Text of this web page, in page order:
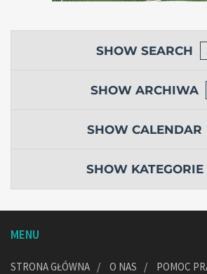
SHOW SEARCH
SHOW ARCHIWA
SHOW CALENDAR
SHOW KATEGORIE
MENU
STRONA GŁÓWNA O NAS
POMOC